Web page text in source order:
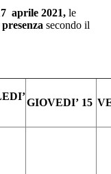
7 aprile 2021, le
secondo il
GIOVEDI’ 15